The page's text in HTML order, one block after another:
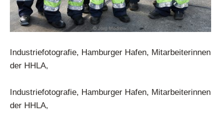
Industriefotografie, Hamburger Hafen, Mitarbeiterinnen
der HHLA,
Industriefotografie, Hamburger Hafen, Mitarbeiterinnen
der HHLA,